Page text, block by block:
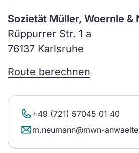
Sozietät Müller, Woernle &
Rüppurrer Str. 1 a
76137 Karlsruhe
Route berechnen
+49 (721) 57045 01 40
m.neumann@mwn-